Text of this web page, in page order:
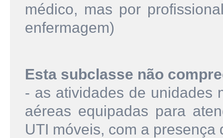
médico, mas por
enfermagem)
Esta subclasse não
- as atividades de unidades
aéreas equipadas para
UTI móveis, com a